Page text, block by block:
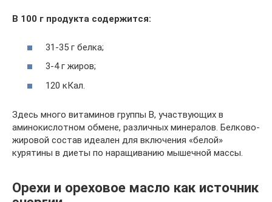
В 100 г продукта содержится:
31-35 г белка;
3-4 г жиров;
120 кКал.
Здесь много витаминов группы B, участвующих в
аминокислотном обмене, различных минералов. Белково-
жировой состав идеален для включения «белой»
курятины в диеты по наращиванию мышечной массы.
Орехи и ореховое масло как источник